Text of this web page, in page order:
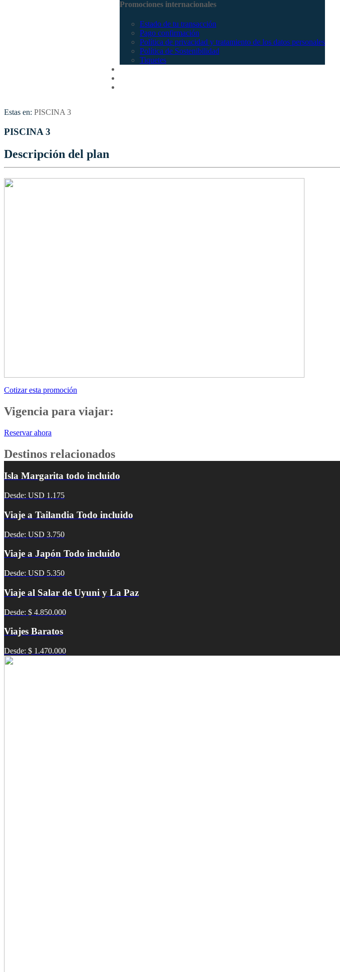
Promociones internacionales
Estado de tu transacción
Pago confirmación
Política de privacidad y tratamiento de los datos personales
Política de Sostenibilidad
Tiquetes
Estas en: PISCINA 3
PISCINA 3
Descripción del plan
Cotizar esta promoción
Vigencia para viajar:
Reservar ahora
Destinos relacionados
Isla Margarita todo incluido
Desde: USD 1.175
Viaje a Tailandia Todo incluido
Desde: USD 3.750
Viaje a Japón Todo incluido
Desde: USD 5.350
Viaje al Salar de Uyuni y La Paz
Desde: $ 4.850.000
Viajes Baratos
Desde: $ 1.470.000